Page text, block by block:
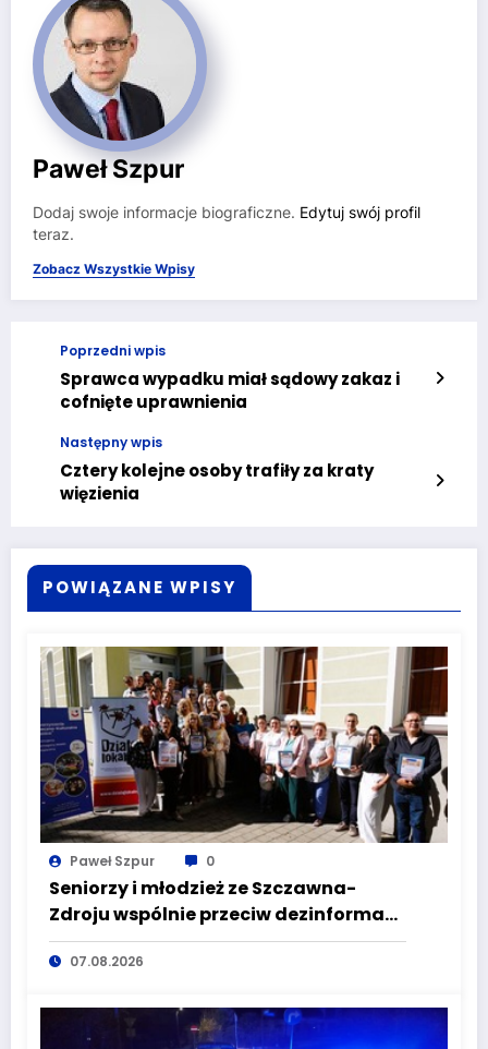
Paweł Szpur
Dodaj swoje informacje biograficzne. Edytuj swój profil
teraz.
Zobacz Wszystkie Wpisy
Poprzedni wpis
Sprawca wypadku miał sądowy zakaz i
cofnięte uprawnienia
Następny wpis
Cztery kolejne osoby trafiły za kraty
więzienia
POWIĄZANE WPISY
Paweł Szpur 0
Seniorzy i młodzież ze Szczawna-
Zdroju wspólnie przeciw dezinformacji
i manipulacji
07.08.2026